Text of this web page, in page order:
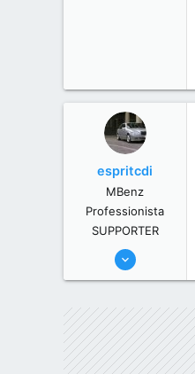
espritcdi
MBenz
Professionista
SUPPORTER
24/6/06
36